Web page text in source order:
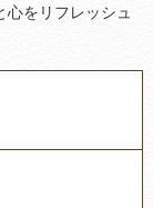
をリフレッシュ